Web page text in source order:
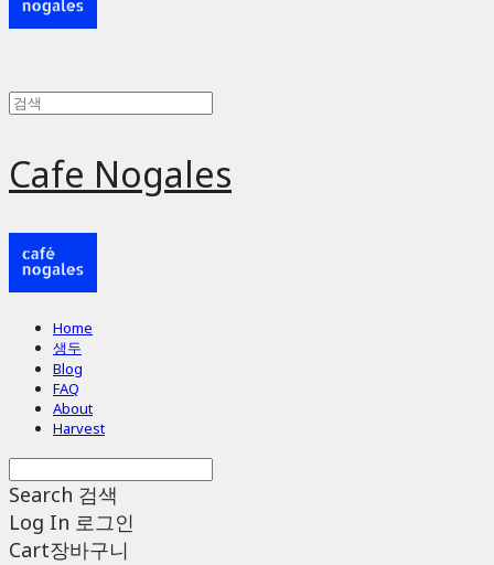
Cafe Nogales
Home
생두
Blog
FAQ
About
Harvest
Search 검색
Log In 로그인
Cart장바구니